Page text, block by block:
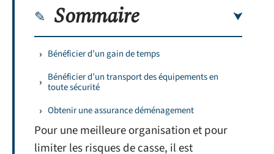
Sommaire
Bénéficier d’un gain de temps
Bénéficier d’un transport des équipements en
toute sécurité
Obtenir une assurance déménagement
Pour une meilleure organisation et pour
limiter les risques de casse, il est